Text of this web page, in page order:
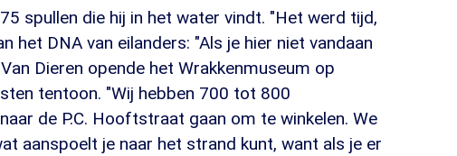
spullen die hij in het water vindt. "Het werd tijd,
het DNA van eilanders: "Als je hier niet vandaan
Dieren opende het Wrakkenmuseum op
tentoon. "Wij hebben 700 tot 800
de P.C. Hooftstraat gaan om te winkelen. We
aanspoelt je naar het strand kunt, want als je er